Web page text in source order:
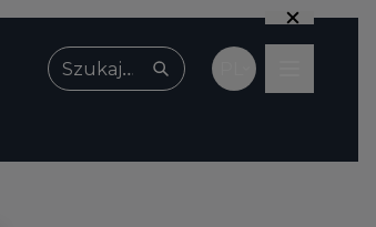
Wpisz, czego szukasz